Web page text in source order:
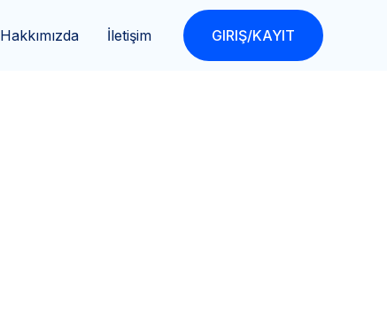
Hakkımızda İletişim GIRIŞ/KAYIT